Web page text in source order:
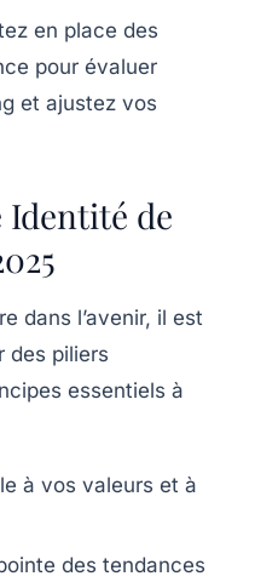
en place des
pour évaluer
et ajustez vos
Identité de
dans l’avenir, il est
des piliers
essentiels à
à vos valeurs et à
des tendances